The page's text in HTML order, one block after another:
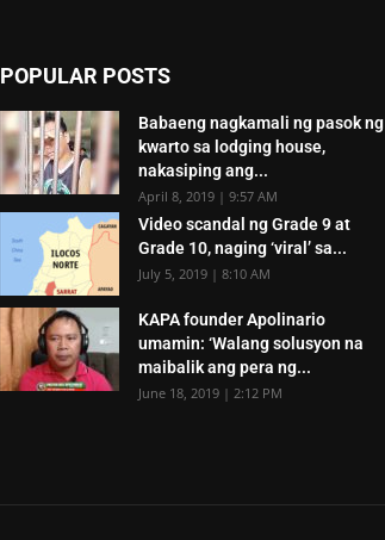
POPULAR POSTS
Babaeng nagkamali ng pasok ng
kwarto sa lodging house,
nakasiping ang...
April 8, 2019 | 9:57 AM
Video scandal ng Grade 9 at
Grade 10, naging ‘viral’ sa...
July 5, 2019 | 8:10 AM
KAPA founder Apolinario
umamin: ‘Walang solusyon na
maibalik ang pera ng...
June 18, 2019 | 2:12 PM